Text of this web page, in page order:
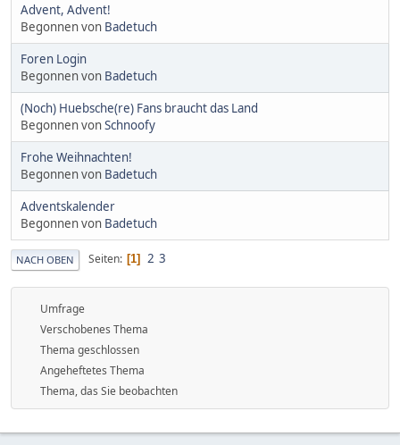
Advent, Advent!
Begonnen von Badetuch
Foren Login
Begonnen von Badetuch
(Noch) Huebsche(re) Fans braucht das Land
Begonnen vonSchnoofy
Frohe Weihnachten!
Begonnen von Badetuch
Adventskalender
Begonnen von Badetuch
NACH OBEN Seiten 1 2 3
Umfrage
Verschobenes Thema
Thema geschlossen
Angeheftetes Thema
Thema, das Sie beobachten